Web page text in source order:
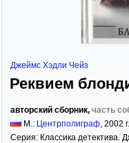
Джеймс Хэдли Чейз
Реквием
авторский сборник, часть
М.: Центрполиграф, 2002 г.
Серия: Классика детектива.